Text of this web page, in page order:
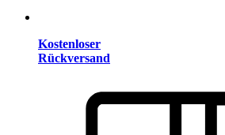
Kostenloser
Rückversand